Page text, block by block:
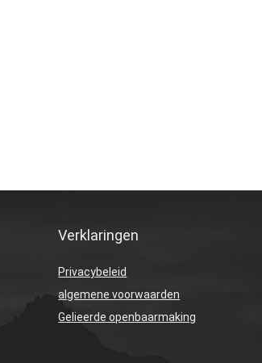
Verklaringen
Privacybeleid
algemene voorwaarden
Gelieerde openbaarmaking